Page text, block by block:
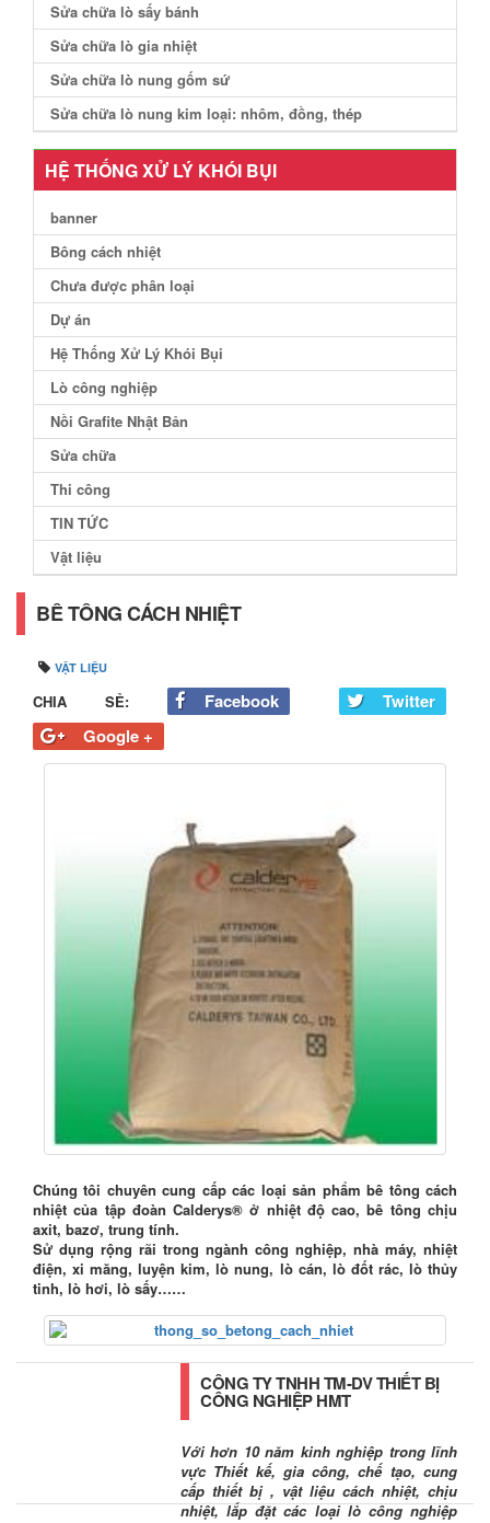
Sửa chữa lò sấy bánh
Sửa chữa lò gia nhiệt
Sửa chữa lò nung gốm sứ
Sửa chữa lò nung kim loại: nhôm, đồng, thép
HỆ THỐNG XỬ LÝ KHÓI BỤI
banner
Bông cách nhiệt
Chưa được phân loại
Dự án
Hệ Thống Xử Lý Khói Bụi
Lò công nghiệp
Nồi Grafite Nhật Bản
Sửa chữa
Thi công
TIN TỨC
Vật liệu
BÊ TÔNG CÁCH NHIỆT
VẬT LIỆU
CHIA SẺ: Facebook
Twitter
Google +
Chúng tôi chuyên cung cấp các loại sản phẩm bê tông cách
nhiệt của tập đoàn Calderys® ở nhiệt độ cao, bê tông chịu
axit, bazơ, trung tính.
Sử dụng rộng rãi trong ngành công nghiệp, nhà máy, nhiệt
điện, xi măng, luyện kim, lò nung, lò cán, lò đốt rác, lò thủy
tinh, lò hơi, lò sấy……
CÔNG TY TNHH TM-DV THIẾT BỊ
CÔNG NGHIỆP HMT
Với hơn 10 năm kinh nghiệp trong lĩnh
vực Thiết kế, gia công, chế tạo, cung
cấp thiết bị , vật liệu cách nhiệt, chịu
nhiệt, lắp đặt các loại lò công nghiệp